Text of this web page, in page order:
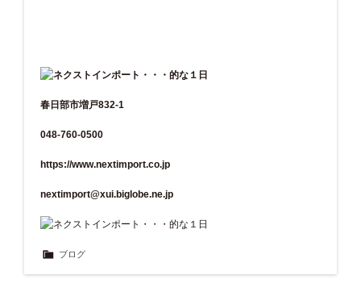
春日部市増戸832-1
048-760-0500
https://www.nextimport.co.jp
nextimport@xui.biglobe.ne.jp
ブログ